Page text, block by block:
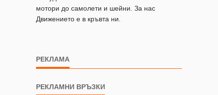
мотори до самолети и шейни. За нас
Движението е в кръвта ни.
РЕКЛАМА
РЕКЛАМНИ ВРЪЗКИ